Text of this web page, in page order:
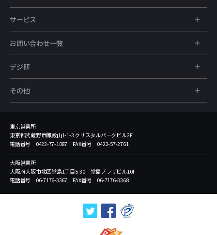
サービス
お問い合わせ一覧
デジ研
その他
東京営業所
東京都武蔵野市御殿山1-1-3 クリスタルパークビル2F
電話番号 0422-77-1087 FAX番号 0422-57-2761
大阪営業所
大阪府大阪市北区堂島1丁目5-30 堂島プラザビル10F
電話番号 06-7176-3367 FAX番号 06-7176-3368